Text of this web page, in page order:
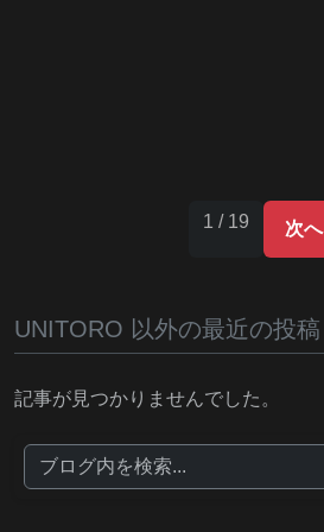
1 / 19 次へ
UNITORO 以外の最近の投稿
記事が見つかりませんでした。